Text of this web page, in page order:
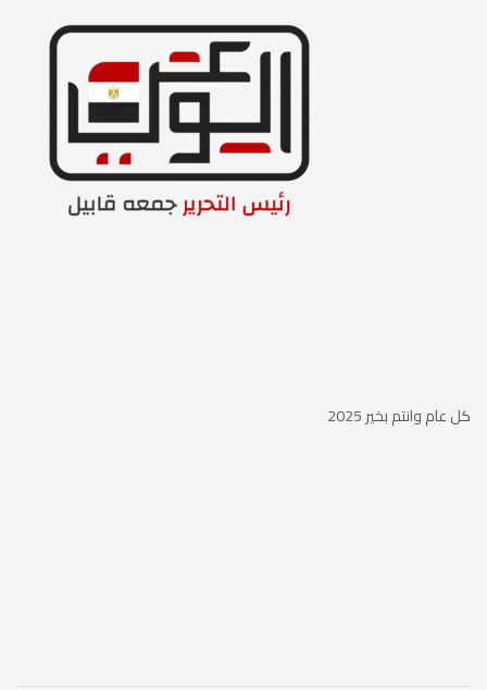
كل عام وانتم بخير 2025